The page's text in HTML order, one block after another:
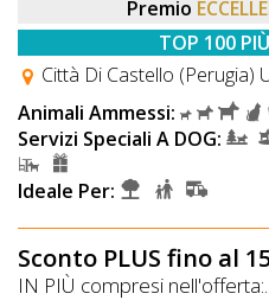
Premio
TOP 100
Città Di Castello (Perugia)
Animali Ammessi:
Servizi Speciali A DOG:
Ideale Per:
Sconto PLUS fino al
IN PIÙ compresi